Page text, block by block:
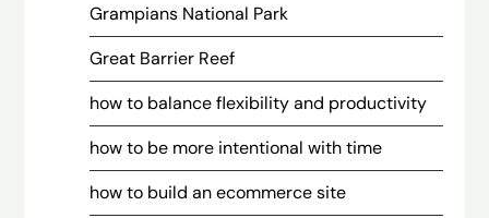
Grampians National Park
Great Barrier Reef
how to balance flexibility and productivity
how to be more intentional with time
how to build an ecommerce site